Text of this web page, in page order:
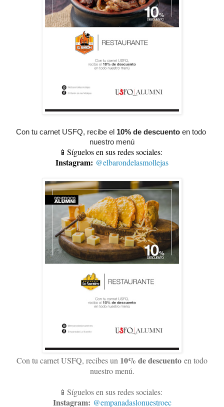
Con tu carnet USFQ, recibe el 10% de descuento en todo
nuestro menú
📱Síguelos en sus redes sociales:
Instagram: @elbarondelasmollejas
Con tu carnet USFQ, recibes un 10% de descuento en todo
nuestro menú.
📱Síguelos en sus redes sociales:
Instagram: @empanadaslonuestroec